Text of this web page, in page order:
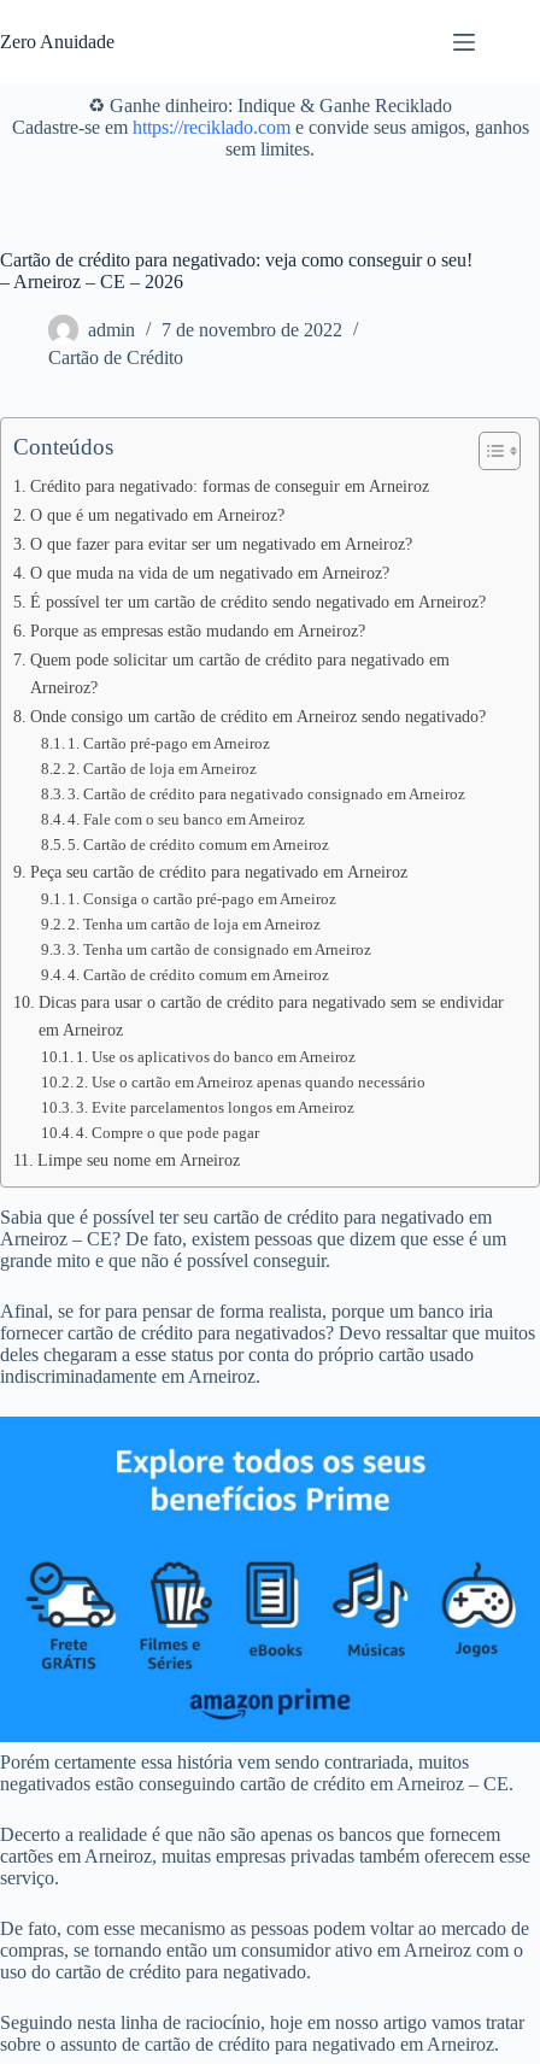
para
o
Zero Anuidade
♻️ Ganhe dinheiro: Indique & Ganhe Reciklado
Cadastre-se em https://reciklado.come convide seus amigos, ganhos
sem limites.
Cartão de crédito para negativado: veja como conseguir o seu!
– Arneiroz – CE – 2026
admin
7 de novembro de 2022
Cartão de Crédito
Conteúdos
Crédito para negativado: formas de conseguir em Arneiroz
O que é um negativado em Arneiroz?
O que fazer para evitar ser um negativado em Arneiroz?
O que muda na vida de um negativado em Arneiroz?
É possível ter um cartão de crédito sendo negativado em Arneiroz?
Porque as empresas estão mudando em Arneiroz?
Quem pode solicitar um cartão de crédito para negativado em
Arneiroz?
Onde consigo um cartão de crédito em Arneiroz sendo negativado?
1. Cartão pré-pago em Arneiroz
2. Cartão de loja em Arneiroz
3. Cartão de crédito para negativado consignado em Arneiroz
4. Fale com o seu banco em Arneiroz
5. Cartão de crédito comum em Arneiroz
Peça seu cartão de crédito para negativado em Arneiroz
1. Consiga o cartão pré-pago em Arneiroz
2. Tenha um cartão de loja em Arneiroz
3. Tenha um cartão de consignado em Arneiroz
4. Cartão de crédito comum em Arneiroz
Dicas para usar o cartão de crédito para negativado sem se endividar
em Arneiroz
1. Use os aplicativos do banco em Arneiroz
2. Use o cartão em Arneiroz apenas quando necessário
3. Evite parcelamentos longos em Arneiroz
4. Compre o que pode pagar
Limpe seu nome em Arneiroz
Sabia que é possível ter seu cartão de crédito para negativado em
Arneiroz – CE? De fato, existem pessoas que dizem que esse é um
grande mito e que não é possível conseguir.
Afinal, se for para pensar de forma realista, porque um banco iria
fornecer cartão de crédito para negativados? Devo ressaltar que muitos
deles chegaram a esse status por conta do próprio cartão usado
indiscriminadamente em Arneiroz.
Porém certamente essa história vem sendo contrariada, muitos
negativados estão conseguindo cartão de crédito em Arneiroz – CE.
Decerto a realidade é que não são apenas os bancos que fornecem
cartões em Arneiroz, muitas empresas privadas também oferecem esse
serviço.
De fato, com esse mecanismo as pessoas podem voltar ao mercado de
compras, se tornando então um consumidor ativo em Arneiroz com o
uso do cartão de crédito para negativado.
Seguindo nesta linha de raciocínio, hoje em nosso artigo vamos tratar
sobre o assunto de cartão de crédito para negativado em Arneiroz.